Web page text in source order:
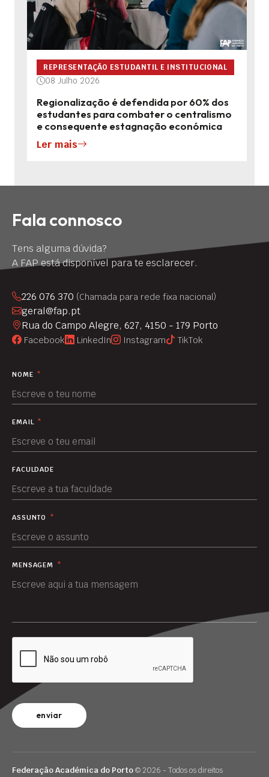
REPRESENTAÇÃO ESTUDANTIL E INSTITUCIONAL
08 Julho 2026
Regionalização é defendida por 60% dos
estudantes para combater o centralismo
e consequente estagnação económica
Ler mais
Fala connosco
Tens alguma dúvida?
A FAP está disponível para te esclarecer.
226 076 370 (Chamada para rede fixa nacional)
geral@fap.pt
Rua do Campo Alegre, 627, 4150 - 179 Porto
Facebook LinkedIn Instagram TikTok
NOME *
EMAIL *
FACULDADE
ASSUNTO *
MENSAGEM *
enviar
Federação Académica do Porto© 2026 - Todos os direitos